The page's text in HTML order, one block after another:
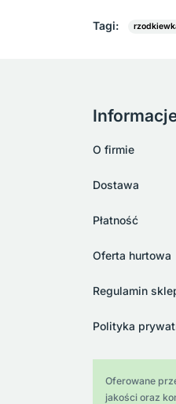
Tagi:
O firmie
Dostawa
Płatność
Oferta hurtowa
Regulamin
Polityka
Oferowane
jakości oraz